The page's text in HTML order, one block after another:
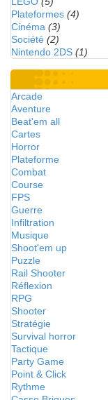
Plateformes (4)
Cinéma (3)
Société (2)
Nintendo 2DS (1)
Arcade
Aventure
Beat'em all
Cartes
Horror
Plateforme
Combat
Course
FPS
Guerre
Infiltration
Musique
Shoot'em up
Puzzle
Rail Shooter
Réflexion
RPG
Shooter
Stratégie
Survival horror
Tactique
Party Game
Point & Click
Rythme